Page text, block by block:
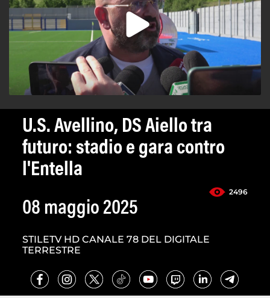
U.S. Avellino, DS Aiello tra
futuro: stadio e gara contro
l'Entella
2496
08 maggio 2025
STILETV HD CANALE 78 DEL DIGITALE
TERRESTRE